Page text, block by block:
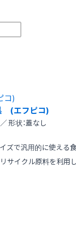
(エフピコ)
形状：蓋なし
ズで汎用的に使える
サイクル原料を利用